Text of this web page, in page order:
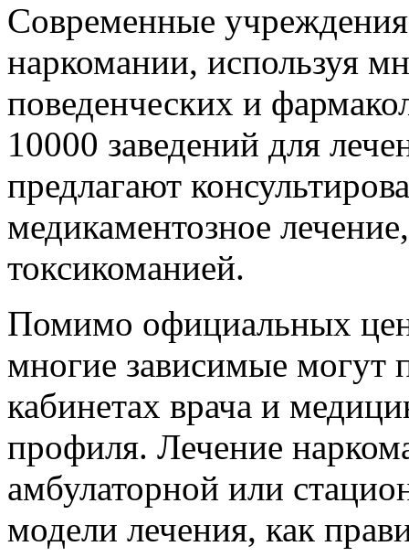
Современные учреждения
наркомании, используя
поведенческих и
10000 заведений для
предлагают
медикаментозное
токсикоманией.
Помимо официальных
многие зависимые
кабинетах врача и
профиля. Лечение
амбулаторной или
модели лечения, как